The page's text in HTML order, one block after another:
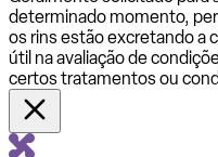
determinado momento,
os rins estão excretando a
útil na avaliação de
certos tratamentos ou